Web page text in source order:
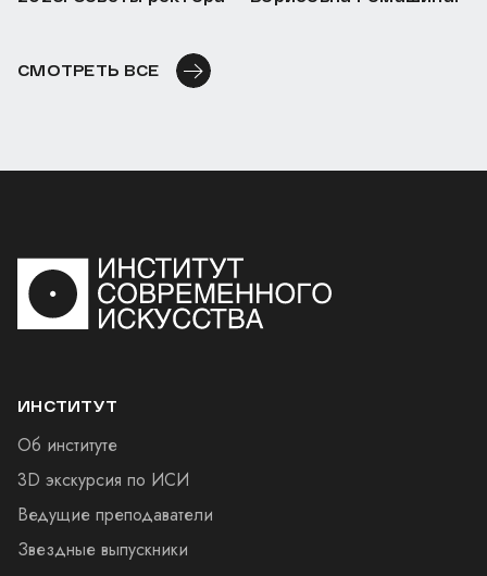
СМОТРЕТЬ ВСЕ
ИНСТИТУТ
Об институте
3D экскурсия по ИСИ
Ведущие преподаватели
Звездные выпускники